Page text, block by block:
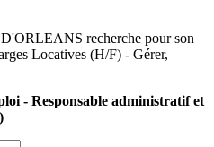
recherche pour son
Locatives (H/F) - Gérer,
- Responsable administratif et